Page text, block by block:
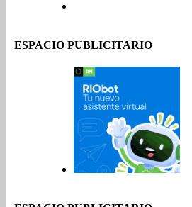
ESPACIO PUBLICITARIO